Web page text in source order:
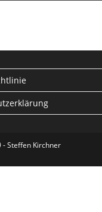
- Steffen Kirchner